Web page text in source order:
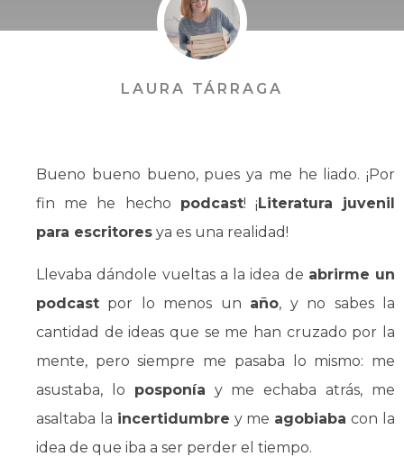
LAURA TÁRRAGA
Bueno bueno bueno, pues ya me he liado. ¡Por
fin me he hecho podcast! ¡ Literatura juvenil
para escritores ya es una realidad!
Llevaba dándole vueltas a la idea de abrirme un
podcast por lo menos un año, y no sabes la
cantidad de ideas que se me han cruzado por la
mente, pero siempre me pasaba lo mismo: me
asustaba, lo posponía y me echaba atrás, me
asaltaba la incertidumbre y me agobiaba con la
idea de que iba a ser perder el tiempo.